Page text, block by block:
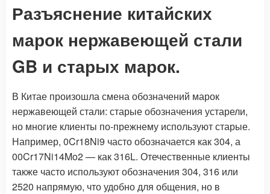
Разъяснение китайских
марок нержавеющей стали
GB и старых марок.
В Китае произошла смена обозначений марок
нержавеющей стали: старые обозначения устарели,
но многие клиенты по-прежнему используют старые.
Например, 0Cr18Ni9 часто обозначается как 304, а
00Cr17Ni14Mo2 — как 316L. Отечественные клиенты
также часто используют обозначения 304, 316 или
2520 напрямую, что удобно для общения, но в